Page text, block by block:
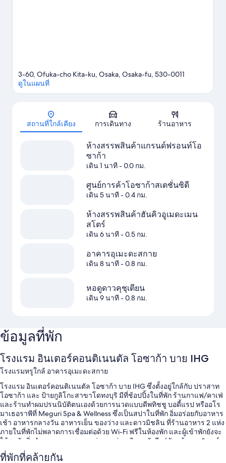
แผนที่
3-60, Ofuka-cho Kita-ku, Osaka, Osaka-fu, 530-0011
ดูในแผนที่
สถานที่ใกล้เคียง การเดินทาง ร้านอาหาร
ห้างสรรพสินค้าแกรนด์ฟรอนท์โอ
ซาก้า
เดิน 1 นาที- 0.0 กม.
ศูนย์การค้าโอซาก้าสเตชั่นซิตี
เดิน 5 นาที- 0.4 กม.
ห้างสรรพสินค้าฮันคิวอูเมดะเมน
สโตร์
เดิน 6 นาที- 0.5 กม.
อาคารอุเมะดะสกาย
เดิน 8 นาที- 0.8 กม.
หอดูดาวคุชุเตียน
เดิน 9 นาที- 0.8 กม.
ข้อมูลที่พัก
โรงแรม อินเตอร์คอนติเนนตัล โอซาก้า บาย IHG
โรงแรมหรูใกล้ อาคารอุเมะดะสกาย
โรงแรม อินเตอร์คอนติเนนตัล โอซาก้า บาย IHG ซึ่งตั้งอยู่ใกล้กับ ปราสาท
โอซาก้า และ ป้ายกูลิโกะสาขาโดทงบุริ มีที่ช้อปปิ้งในที่พัก ร้านกาแฟ/คาเฟ่
และร้านทำผมปรนนิบัติตนเองด้วยการนวดแบบดีพทิชชู บอดี้แรป หรืออโร
มาเธอราพีที่ Meguri Spa & Wellness ซึ่งเป็นสปาในที่พัก อิ่มอร่อยกับอาหาร
เช้า อาหารกลางวัน อาหารเย็น ของว่าง และดาวมิชลิน ที่ร้านอาหาร 2 แห่ง
ภายในที่พักไม่พลาดการเชื่อมต่อด้วย Wi-Fi ฟรีในห้องพัก และผู้เข้าพักยังจะ
ได้พบกับสิ่งอำนวยความสะดวกต่างๆ เช่น บริการซักรีด/ซักแห้งและ2 บาร์
สิทธิประโยชน์เพิ่มเติม ได้แก่
ที่พักที่คล้ายกัน